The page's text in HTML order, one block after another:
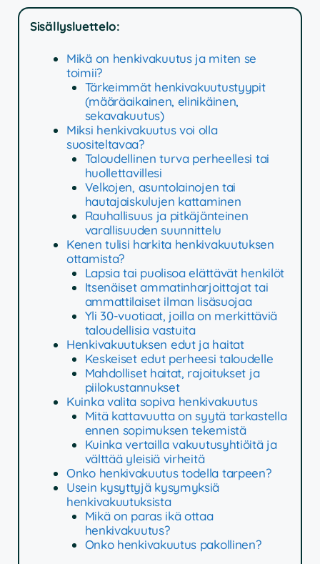
Sisällysluettelo:
Mikä on henkivakuutus ja miten se
toimii?
Tärkeimmät henkivakuutustyypit
(määräaikainen, elinikäinen,
sekavakuutus)
Miksi henkivakuutus voi olla
suositeltavaa?
Taloudellinen turva perheellesi tai
huollettavillesi
Velkojen, asuntolainojen tai
hautajaiskulujen kattaminen
Rauhallisuus ja pitkäjänteinen
varallisuuden suunnittelu
Kenen tulisi harkita henkivakuutuksen
ottamista?
Lapsia tai puolisoa elättävät henkilöt
Itsenäiset ammatinharjoittajat tai
ammattilaiset ilman lisäsuojaa
Yli 30-vuotiaat, joilla on merkittäviä
taloudellisia vastuita
Henkivakuutuksen edut ja haitat
Keskeiset edut perheesi taloudelle
Mahdolliset haitat, rajoitukset ja
piilokustannukset
Kuinka valita sopiva henkivakuutus
Mitä kattavuutta on syytä tarkastella
ennen sopimuksen tekemistä
Kuinka vertailla vakuutusyhtiöitä ja
välttää yleisiä virheitä
Onko henkivakuutus todella tarpeen?
Usein kysyttyjä kysymyksiä
henkivakuutuksista
Mikä on paras ikä ottaa
henkivakuutus?
Onko henkivakuutus pakollinen?